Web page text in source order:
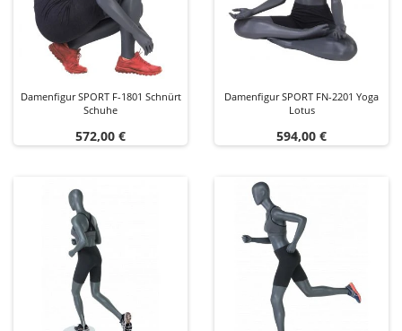
Damenfigur SPORT F-1801 Schnürt
Schuhe
Preis
572,00 €
Damenfigur SPORT FN-2201 Yoga
Lotus
Preis
594,00 €